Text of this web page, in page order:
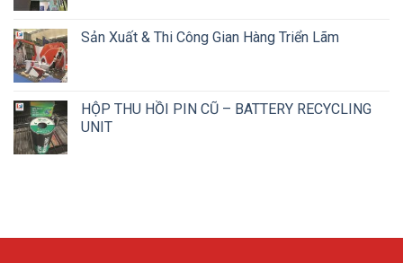
Sản Xuất & Thi Công Gian Hàng Triển Lãm
HỘP THU HỒI PIN CŨ – BATTERY RECYCLING
UNIT